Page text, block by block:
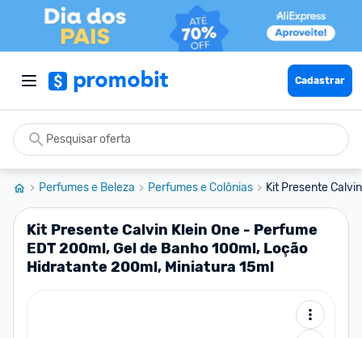
Cadastrar
Perfumes e Beleza Perfumes e Colônias Kit Presente
Kit Presente Calvin Klein One - Perfume
EDT 200ml, Gel de Banho 100ml, Loção
Hidratante 200ml, Miniatura 15ml